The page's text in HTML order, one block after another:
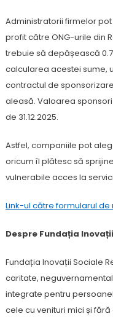
Administratorii firmelor
profit către ONG-urile din
trebuie să depășească
calcularea acestei sume,
contractul de
aleasă. Valoarea
de 31.12.2025.
Astfel, companiile pot
oricum îl plătesc să
vulnerabile acces la
Link-ul către formularul
Despre Fundația
Fundația Inovații Sociale
caritate,
integrate pentru
cele cu venituri mici și